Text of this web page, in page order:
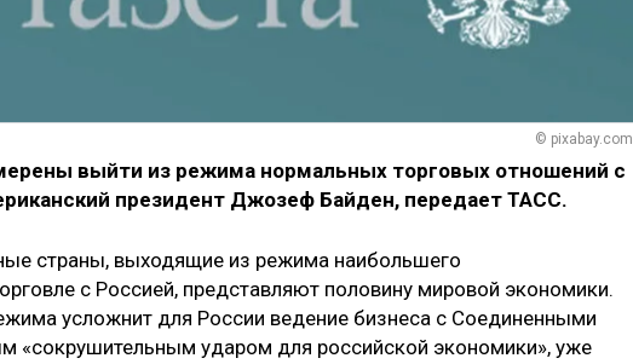
© pixabay.com
выйти из режима нормальных торговых отношений с
президент Джозеф Байден, передает ТАСС.
страны, выходящие из режима наибольшего
с Россией, представляют половину мировой экономики.
усложнит для России ведение бизнеса с Соединенными
«сокрушительным ударом для российской экономики», уже